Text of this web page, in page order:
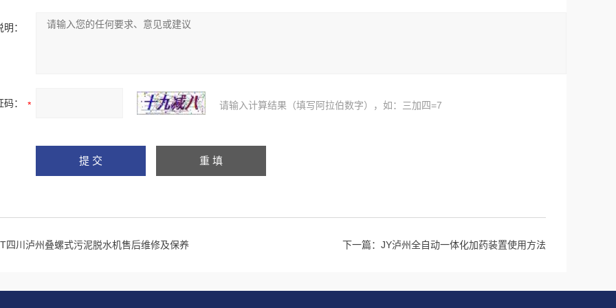
：
： 请输入计算结果（填写阿拉伯数字），如：三加四=7
四川泸州叠螺式污泥脱水机售后维修及保养 下一篇： JY泸州全自动一体化加药装置使用方法